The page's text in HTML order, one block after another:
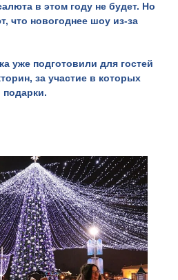
в этом году не будет. Но
что новогоднее шоу из-за
уже подготовили для гостей
за участие в которых
подарки.